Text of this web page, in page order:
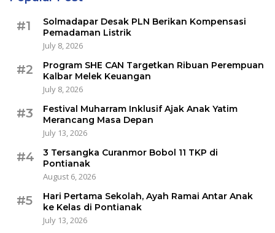
#1
Solmadapar Desak PLN Berikan Kompensasi
Pemadaman Listrik
July 8, 2026
#2
Program SHE CAN Targetkan Ribuan Perempuan
Kalbar Melek Keuangan
July 8, 2026
#3
Festival Muharram Inklusif Ajak Anak Yatim
Merancang Masa Depan
July 13, 2026
#4
3 Tersangka Curanmor Bobol 11 TKP di
Pontianak
August 6, 2026
#5
Hari Pertama Sekolah, Ayah Ramai Antar Anak
ke Kelas di Pontianak
July 13, 2026